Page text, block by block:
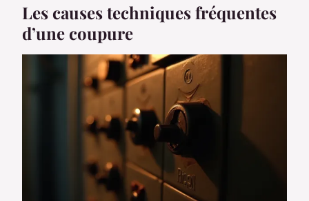
Les causes techniques fréquentes
d’une coupure